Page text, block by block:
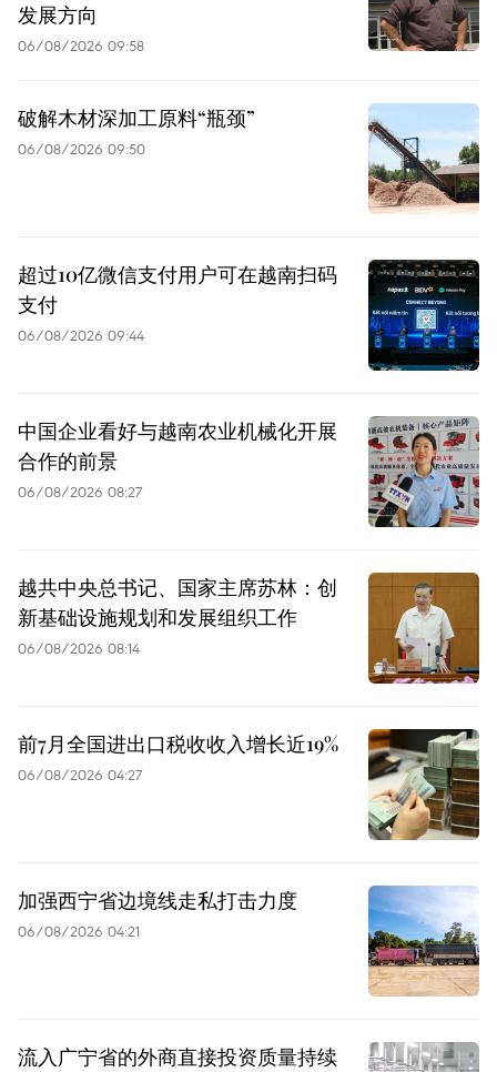
发展方向
06/08/2026 09:58
破解木材深加工原料“瓶颈”
06/08/2026 09:50
超过10亿微信支付用户可在越南扫码
支付
06/08/2026 09:44
中国企业看好与越南农业机械化开展
合作的前景
06/08/2026 08:27
越共中央总书记、国家主席苏林：创
新基础设施规划和发展组织工作
06/08/2026 08:14
前7月全国进出口税收收入增长近19%
06/08/2026 04:27
加强西宁省边境线走私打击力度
06/08/2026 04:21
流入广宁省的外商直接投资质量持续